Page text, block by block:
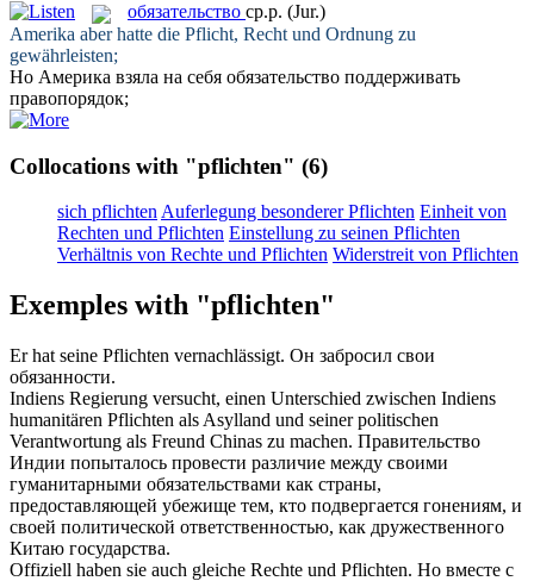
обязательство ср.р. (Jur.)
Amerika aber hatte die Pflicht, Recht und Ordnung zu
gewährleisten;
Но Америка взяла на себя обязательство поддерживать
правопорядок;
Collocations with "pflichten" (6)
sich pflichten Auferlegung besonderer Pflichten Einheit von
Rechten und Pflichten Einstellung zu seinen Pflichten
Verhältnis von Rechte und Pflichten Widerstreit von Pflichten
Exemples with "pflichten"
Er hat seine Pflichten vernachlässigt. Он забросил свои
обязанности.
Indiens Regierung versucht, einen Unterschied zwischen Indiens
humanitären Pflichten als Asylland und seiner politischen
Verantwortung als Freund Chinas zu machen. Правительство
Индии попыталось провести различие между своими
гуманитарными обязательствами как страны,
предоставляющей убежище тем, кто подвергается гонениям, и
своей политической ответственностью, как дружественного
Китаю государства.
Offiziell haben sie auch gleiche Rechte und Pflichten. Но вместе с